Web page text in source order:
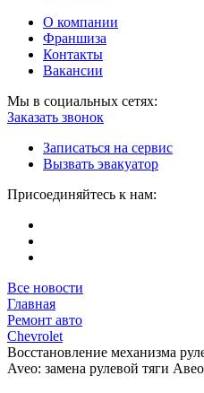
О компании
Франшиза
Контакты
Вакансии
Мы в социальных сетях:
Заказать звонок
Записаться на сервис
Вызвать эвакуатор
Присоединяйтесь к нам:
Все новости
Главная
Ремонт авто
Chevrolet
Восстановление механизма
Aveo: замена рулевой тяги